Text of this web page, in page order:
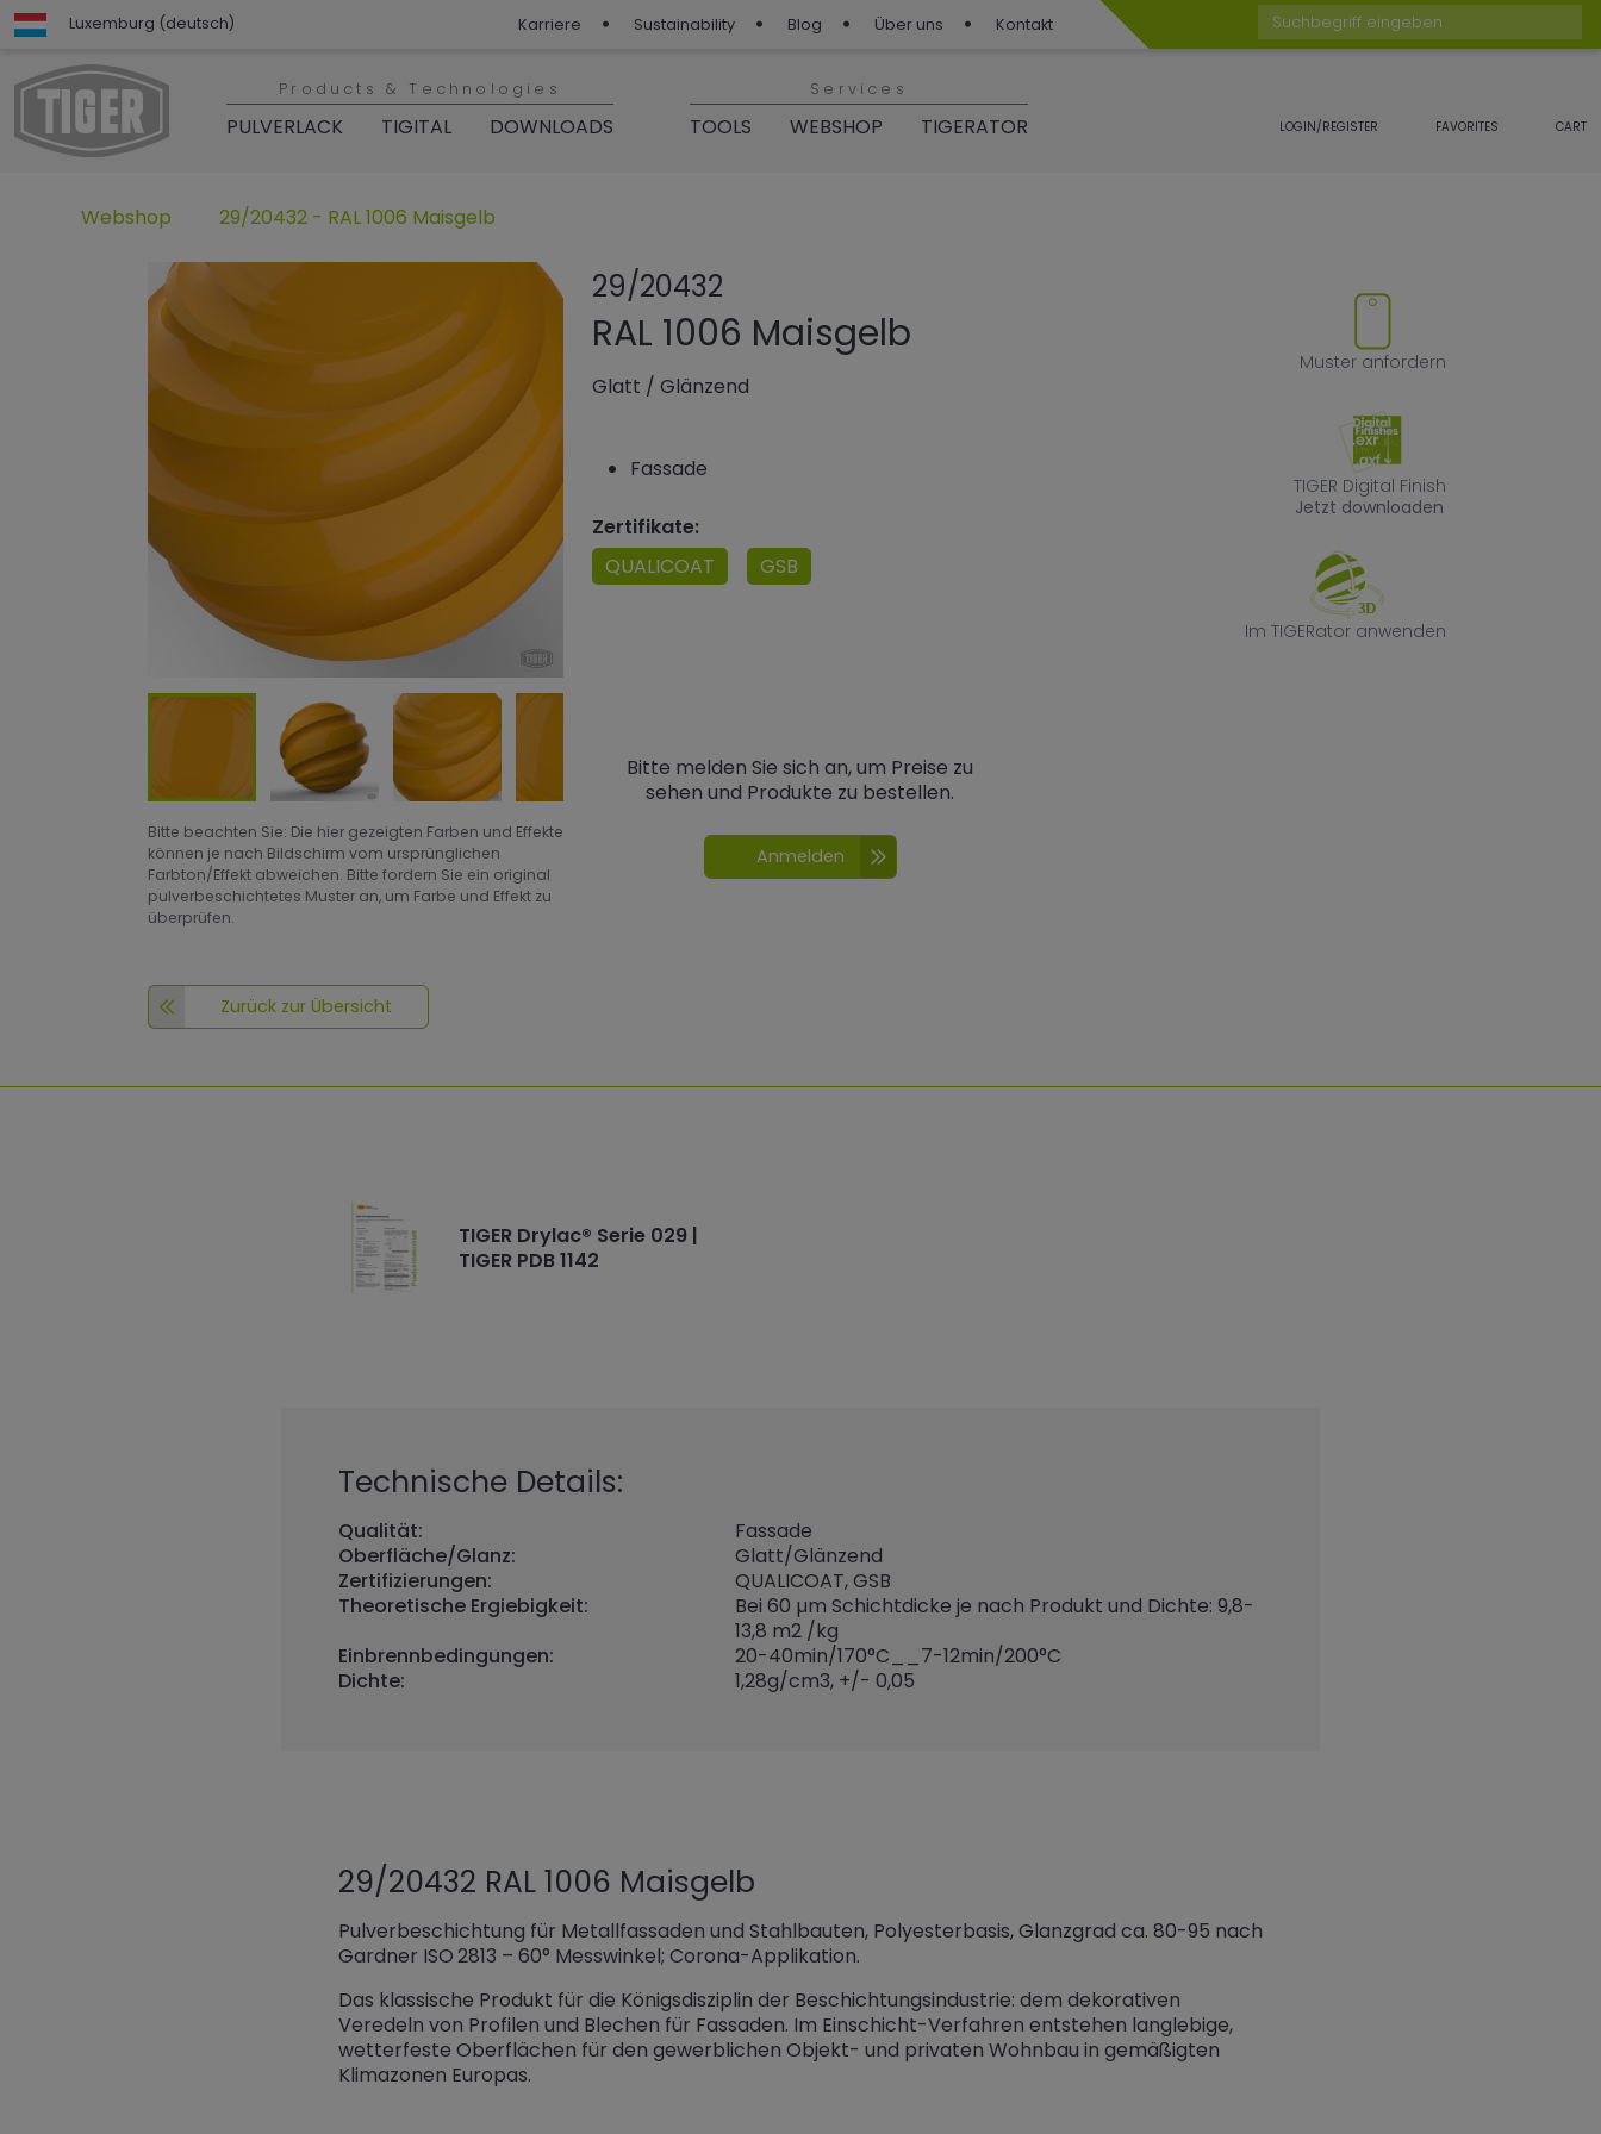
Luxemburg (deutsch) Karriere Sustainability Blog Über uns Kontakt
Suchbegriff eingeben
Products & Technologies
PULVERLACK TIGITAL DOWNLOADS
Services
TOOLS WEBSHOP TIGERATOR LOGIN/REGISTER FAVORITES CART
Webshop 29/20432 - RAL 1006 Maisgelb
Bitte beachten Sie: Die hier gezeigten Farben und Effekte
können je nach Bildschirm vom ursprünglichen
Farbton/Effekt abweichen. Bitte fordern Sie ein original
pulverbeschichtetes Muster an, um Farbe und Effekt zu
überprüfen.
Zurück zur Übersicht
29/20432
Produkt zu Favoriten hinzufügen oder
RAL 1006 Maisgelb
Glatt /Glänzend
Fassade
Zertifikate:
QUALICOAT
GSB
Muster anfordern
TIGER Digital Finish
Jetzt downloaden
Im TIGERator anwenden
Bitte melden Sie sich an, um Preise zu
sehen und Produkte zu bestellen.
Anmelden
TIGER Drylac® Serie 029 |
TIGER PDB 1142
Technische Details:
Qualität:
Fassade
Oberfläche/Glanz:
Glatt/Glänzend
Zertifizierungen:
QUALICOAT, GSB
Theoretische Ergiebigkeit:
Bei 60 µm Schichtdicke je nach Produkt und Dichte: 9,8-
13,8 m2 /kg
Einbrennbedingungen:
20-40min/170°C__7-12min/200°C
Dichte:
1,28g/cm3, +/- 0,05
29/20432 RAL 1006 Maisgelb
Pulverbeschichtung für Metallfassaden und Stahlbauten, Polyesterbasis, Glanzgrad ca. 80-95 nach
Gardner ISO 2813 – 60° Messwinkel; Corona-Applikation.
Das klassische Produkt für die Königsdisziplin der Beschichtungsindustrie: dem dekorativen
Veredeln von Profilen und Blechen für Fassaden. Im Einschicht-Verfahren entstehen langlebige,
wetterfeste Oberflächen für den gewerblichen Objekt- und privaten Wohnbau in gemäßigten
Klimazonen Europas.